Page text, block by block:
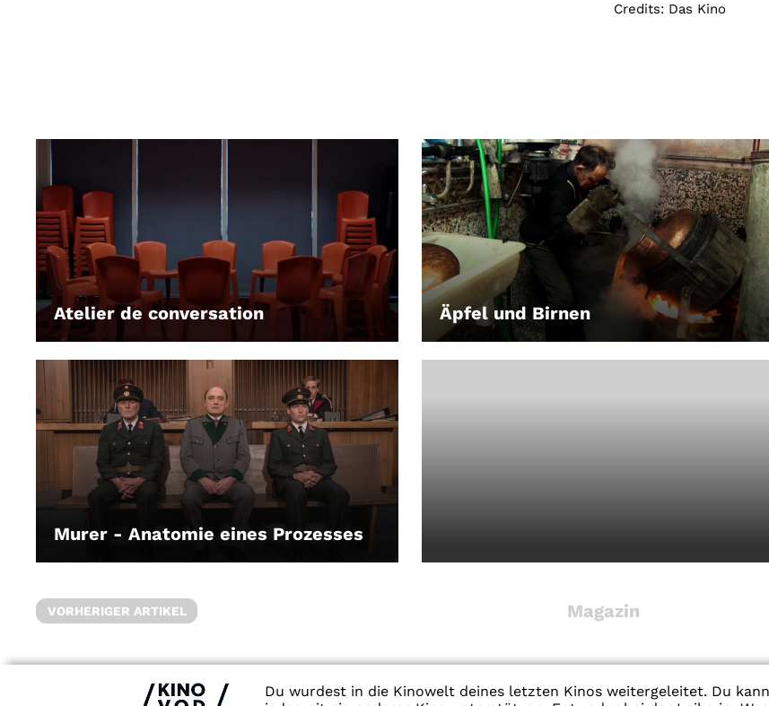
Du wurdest in die Kinowelt deines letzten Kinos weitergeleitet. Du
Credits: Das Kino
Atelier de conversation
LEIHEN Äpfel und Birnen
LEIHEN
Murer - Anatomie eines Prozesses
LEIHEN
VORHERIGER ARTIKEL Magazin